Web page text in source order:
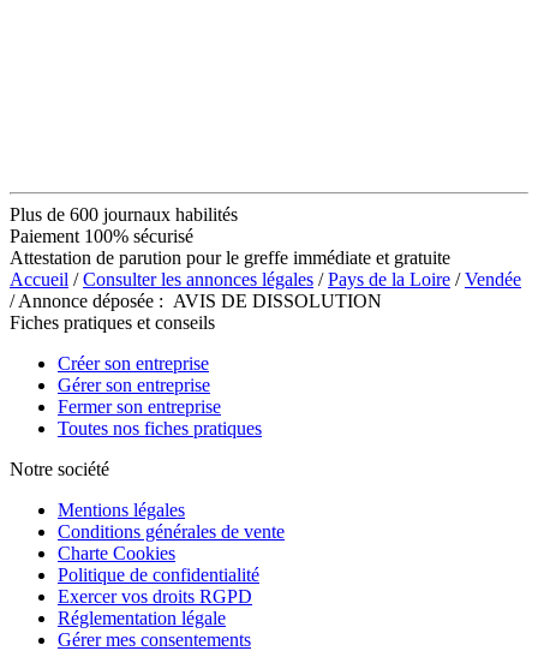
Plus de 600 journaux habilités
Paiement 100% sécurisé
Attestation de parution pour le greffe immédiate et gratuite
Accueil /Consulter les annonces légales /Pays de la Loire /Vendée
/ Annonce déposée : AVIS DE DISSOLUTION
Fiches pratiques et conseils
Créer son entreprise
Gérer son entreprise
Fermer son entreprise
Toutes nos fiches pratiques
Notre société
Mentions légales
Conditions générales de vente
Charte Cookies
Politique de confidentialité
Exercer vos droits RGPD
Réglementation légale
Gérer mes consentements